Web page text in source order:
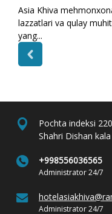
Asia Khiva
lazzatlari va qulay
yang...
Pochta indeksi
Shahri Dishan
+998556036565
Administrator 24/7
Administrator 24/7